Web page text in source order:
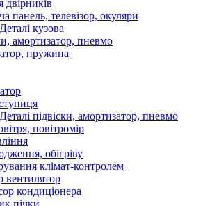
двірників
панель, телевізор, окуляри
кузова
амортизатор, пневмо
пружина
підвіски, амортизатор, пневмо
повітромір
обігріву
клімат-контролем
вентилятор
кондиціонера
пічки